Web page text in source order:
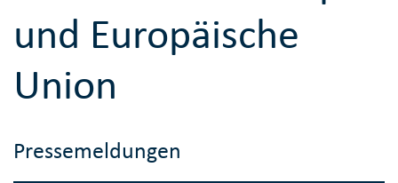
und Europäische
Union
Pressemeldungen